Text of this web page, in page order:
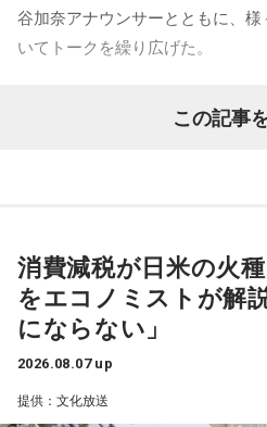
寺内：優しさのタイムラグがだ
ね。つまり、それだけたくさんの
寺内：ビルの中に神社があるん
ルが建っているんだ！？
三輪田：元々は広大な敷地なんで
水谷「おお～」
していただければ」
水谷「素晴らしい」
「この子のおかげで町内会
変わると思うのよ」
谷加奈アナウンサーとともに、
いてトークを繰り広げた。
一蔵「名古屋市内の南区のある町
忙しいということで会長がなかな
この17歳の娘さんのお父様の方に
ないということで、困ったなあっ
この記事
消費減税が日米の火
をエコノミストが解
にならない」
2026.08.07 up
提供：文化放送